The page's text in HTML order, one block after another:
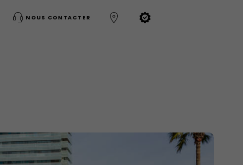
NOUS CONTACTER